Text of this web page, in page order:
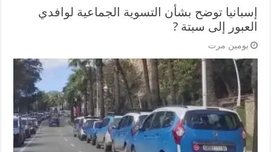
إسبانيا توضح بشأن التسوية الجماعية لوافدي
العبور إلى سبتة ?
يومين مرت